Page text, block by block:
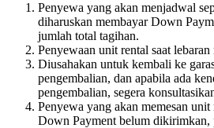
Penyewa yang akan menjadwal
diharuskan membayar Down
jumlah total tagihan.
Penyewaan unit rental saat
Diusahakan untuk kembali ke
pengembalian, dan apabila ada
pengembalian, segera
Penyewa yang akan memesan unit
Down Payment belum dikirimkan,